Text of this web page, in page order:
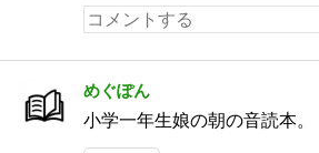
めぐぽん
小学一年生娘の朝の音読本。